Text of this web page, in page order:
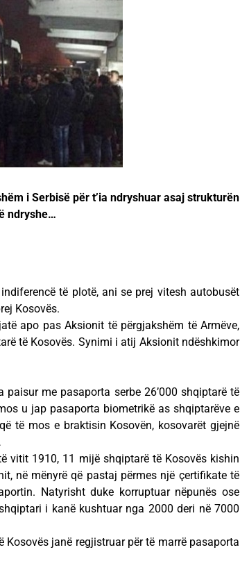
i Serbisë për t’ia ndryshuar asaj strukturën
ndryshe…
të plotë, ani se prej vitesh autobusët
Kosovës.
apo pas Aksionit të përgjakshëm të Armëve,
të Kosovës. Synimi i atij Aksionit ndëshkimor
me pasaporta serbe 26’000 shqiptarë të
u jap pasaporta biometrikë as shqiptarëve e
të mos e braktisin Kosovën, kosovarët gjejnë
vitit 1910, 11 mijë shqiptarë të Kosovës kishin
në mënyrë që pastaj përmes një çertifikate të
Natyrisht duke korruptuar nëpunës ose
i kanë kushtuar nga 2000 deri në 7000
Kosovës janë regjistruar për të marrë pasaporta